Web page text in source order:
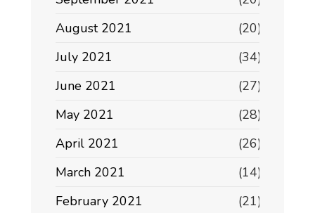
August 2021
(20)
July 2021
(34)
June 2021
(27)
May 2021
(28)
April 2021
(26)
March 2021
(14)
February 2021
(21)